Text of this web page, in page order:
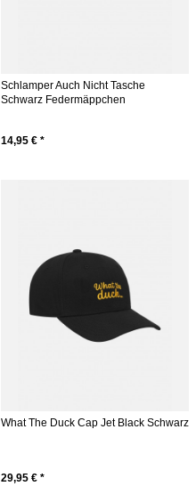
Schlamper Auch Nicht Tasche
Schwarz Federmäppchen
14,95 € *
What The Duck Cap Jet Black Schwarz
29,95 € *